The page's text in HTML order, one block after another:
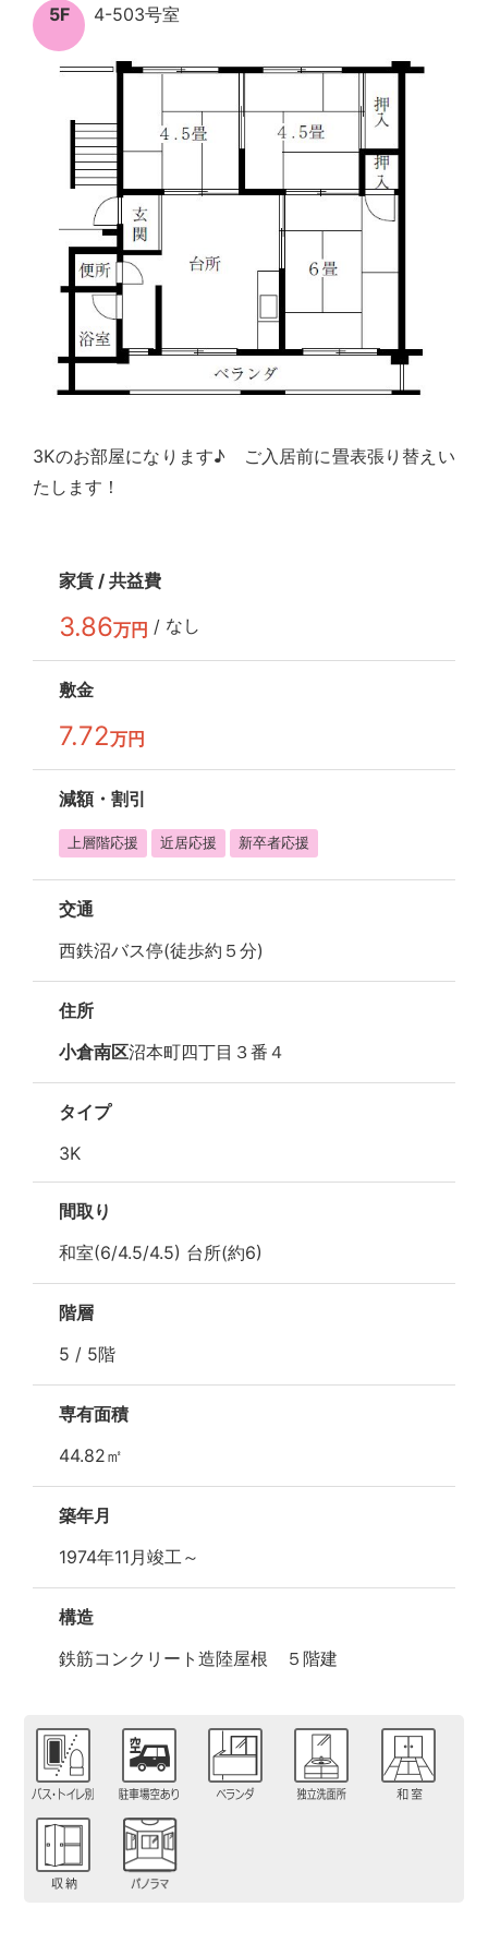
5F 4-503号室
3Kのお部屋になります♪ ご入居前に畳表張り替えい
たします！
家賃 /共益費
3.86万円 / なし
敷金
7.72万円
減額・割引
上層階応援 近居応援 新卒者応援
交通
西鉄沼バス停(徒歩約５分)
住所
小倉南区沼本町四丁目３番４
タイプ
3K
間取り
和室(6/4.5/4.5) 台所(約6)
階層
5 / 5階
専有面積
44.82㎡
築年月
1974年11月竣工～
構造
鉄筋コンクリート造陸屋根 ５階建